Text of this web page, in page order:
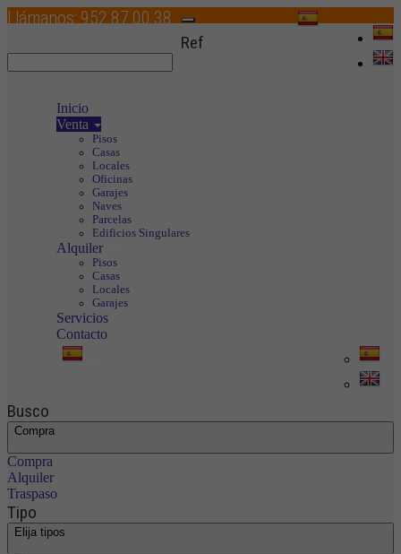
Llámanos:952 87 00 38
Toggle
navigation
Inicio
Venta
Pisos
Casas
Locales
Oficinas
Garajes
Naves
Parcelas
Edificios Singulares
Alquiler
Pisos
Casas
Locales
Garajes
Servicios
Contacto
Ref
Busco
Compra
Compra
Alquiler
Traspaso
Tipo
Elija tipos